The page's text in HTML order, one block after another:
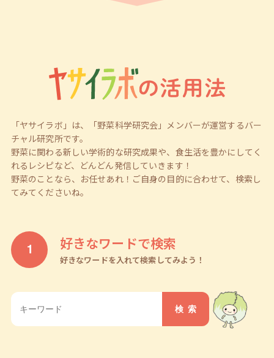
「ヤサイラボ」は、「野菜科学研究会」メンバーが運営するバー
チャル研究所です。
野菜に関わる新しい学術的な研究成果や、食生活を豊かにしてく
れるレシピなど、どんどん発信していきます！
野菜のことなら、お任せあれ！ご自身の目的に合わせて、検索し
てみてくださいね。
好きなワードで検索
好きなワードを入れて検索してみよう！